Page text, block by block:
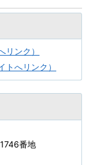
リンク）
トへリンク）
番地